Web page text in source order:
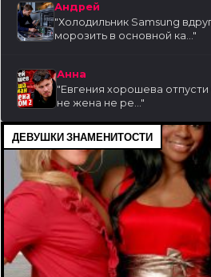
Андрей
"Холодильник Samsung
морозить в основной ка..."
Анна
"Евгения хорошева
не жена не ре..."
ДЕВУШКИ ЗНАМЕНИТОСТИ